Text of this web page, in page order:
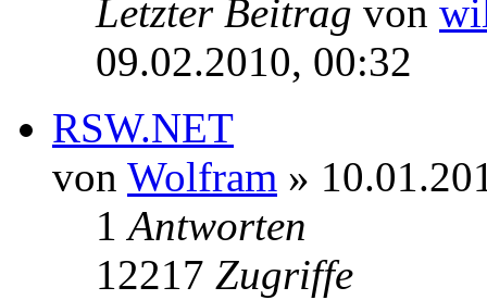
Letzter Beitrag von
09.02.2010, 00:32
RSW.NET
von Wolfram »
1Antworten
12217 Zugriffe